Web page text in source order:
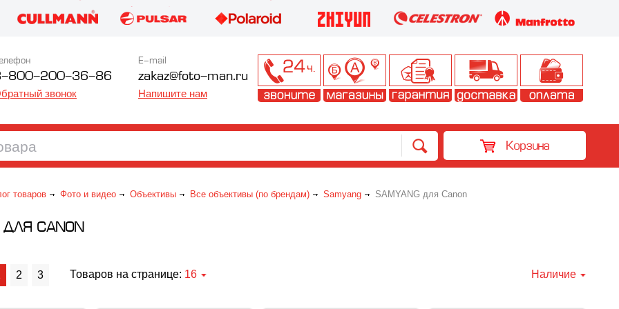
800-200-36-86
звонок
E-mail
zakaz@foto-man.ru
Напишите нам
Корзина
товаров Фото и видео Объективы Все объективы (по брендам) Samyang SAMYANG для Canon
ДЛЯ CANON
2 3 Товаров на странице: 16 Наличие